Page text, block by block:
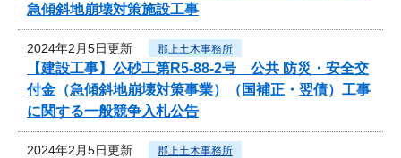
急傾斜地崩壊対策施設工事
2024年2月5日更新 郡上土木事務所
【建設工事】公砂工第R5-88-2号 公共 防災・安全交
付金（急傾斜地崩壊対策事業）（国補正・翌債）工事
に関する一般競争入札公告
2024年2月5日更新 郡上土木事務所